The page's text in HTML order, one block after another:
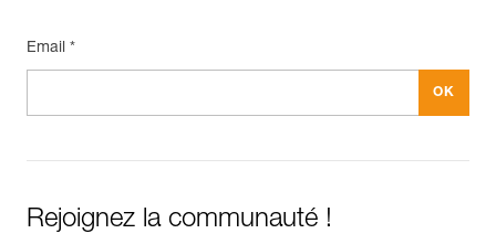
Email *
Rejoignez la communauté !